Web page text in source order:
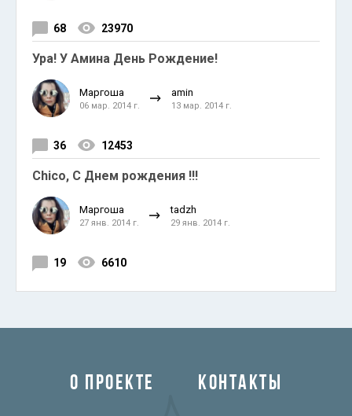
68 23970
Ура! У Амина День Рождение!
Маргоша
06 мар. 2014 г.
amin
13 мар. 2014 г.
36 12453
Chico, С Днем рождения !!!
Маргоша
27 янв. 2014 г.
tadzh
29 янв. 2014 г.
19 6610
О ПРОЕКТЕ КОНТАКТЫ